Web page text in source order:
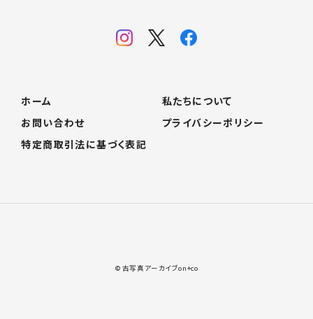
ホーム
私たちについて
お問い合わせ
プライバシーポリシー
特定商取引法に基づく表記
© 古写真アーカイブon+co